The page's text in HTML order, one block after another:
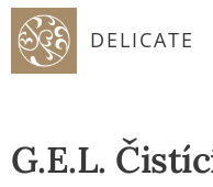
DELICATE
G.E.L.